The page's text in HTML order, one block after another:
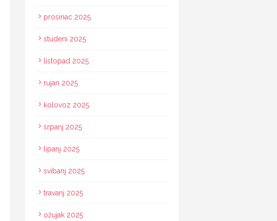
prosinac 2025
studeni 2025
listopad 2025
rujan 2025
kolovoz 2025
srpanj 2025
lipanj 2025
svibanj 2025
travanj 2025
ožujak 2025